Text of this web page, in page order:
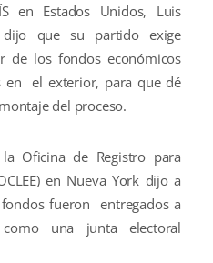
en Estados Unidos, Luis
dijo que su partido exige
de los fondos económicos
en el exterior, para que dé
del proceso.
Oficina de Registro para
en Nueva York dijo a
fueron entregados a
una junta electoral